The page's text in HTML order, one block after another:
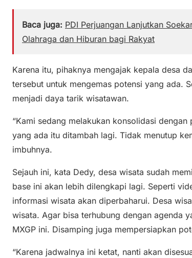
Baca juga: PDI Perjuangan Lanjutkan
Olahraga dan Hiburan bagi Rakyat
Karena itu, pihaknya mengajak kepala desa
tersebut untuk mengemas potensi yang ada.
menjadi daya tarik wisatawan.
“Kami sedang melakukan konsolidasi
yang ada itu ditambah lagi. Tidak menutup
imbuhnya.
Sejauh ini, kata Dedy, desa wisata sudah
base ini akan lebih dilengkapi lagi. Seperti
informasi wisata akan diperbaharui. Desa
wisata. Agar bisa terhubung dengan agenda
MXGP ini. Disamping juga mempersiapkan
“Karena jadwalnya ini ketat, nanti akan